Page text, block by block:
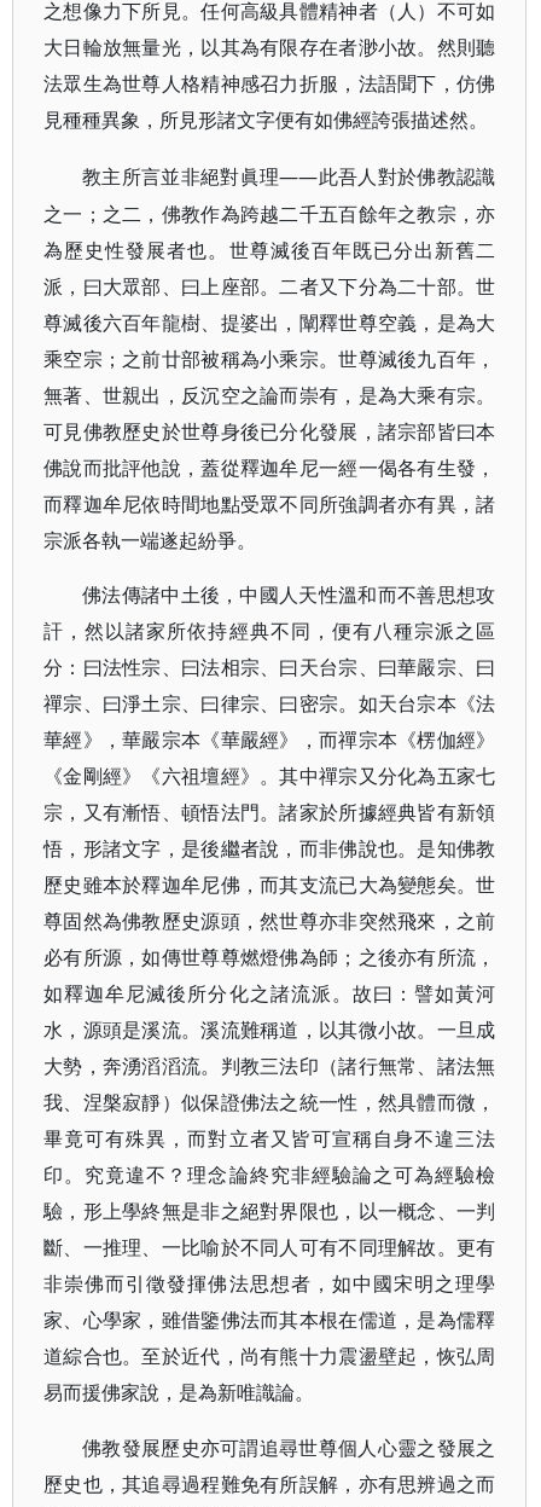
之想像力下所見。任何高級具體精神者（人）不可如
大日輪放無量光，以其為有限存在者渺小故。然則聽
法眾生為世尊人格精神感召力折服，法語聞下，仿佛
見種種異象，所見形諸文字便有如佛經誇張描述然。
教主所言並非絕對眞理——此吾人對於佛教認識
之一；之二，佛教作為跨越二千五百餘年之教宗，亦
為歷史性發展者也。世尊滅後百年既已分出新舊二
派，曰大眾部、曰上座部。二者又下分為二十部。世
尊滅後六百年龍樹、提婆出，闡釋世尊空義，是為大
乘空宗；之前廿部被稱為小乘宗。世尊滅後九百年，
無著、世親出，反沉空之論而崇有，是為大乘有宗。
可見佛教歷史於世尊身後已分化發展，諸宗部皆曰本
佛說而批評他說，蓋從釋迦牟尼一經一偈各有生發，
而釋迦牟尼依時間地點受眾不同所強調者亦有異，諸
宗派各執一端遂起紛爭。
佛法傳諸中土後，中國人天性溫和而不善思想攻
訐，然以諸家所依持經典不同，便有八種宗派之區
分：曰法性宗、曰法相宗、曰天台宗、曰華嚴宗、曰
禪宗、曰淨土宗、曰律宗、曰密宗。如天台宗本《法
華經》，華嚴宗本《華嚴經》，而禪宗本《楞伽經》
《金剛經》《六祖壇經》。其中禪宗又分化為五家七
宗，又有漸悟、頓悟法門。諸家於所據經典皆有新領
悟，形諸文字，是後繼者說，而非佛說也。是知佛教
歷史雖本於釋迦牟尼佛，而其支流已大為變態矣。世
尊固然為佛教歷史源頭，然世尊亦非突然飛來，之前
必有所源，如傳世尊尊燃燈佛為師；之後亦有所流，
如釋迦牟尼滅後所分化之諸流派。故曰：譬如黃河
水，源頭是溪流。溪流難稱道，以其微小故。一旦成
大勢，奔湧滔滔流。判教三法印（諸行無常、諸法無
我、涅槃寂靜）似保證佛法之統一性，然具體而微，
畢竟可有殊異，而對立者又皆可宣稱自身不違三法
印。究竟違不？理念論終究非經驗論之可為經驗檢
驗，形上學終無是非之絕對界限也，以一概念、一判
斷、一推理、一比喻於不同人可有不同理解故。更有
非崇佛而引徵發揮佛法思想者，如中國宋明之理學
家、心學家，雖借鑒佛法而其本根在儒道，是為儒釋
道綜合也。至於近代，尚有熊十力震盪壁起，恢弘周
易而援佛家說，是為新唯識論。
佛教發展歷史亦可謂追尋世尊個人心靈之發展之
歷史也，其追尋過程難免有所誤解，亦有思辨過之而